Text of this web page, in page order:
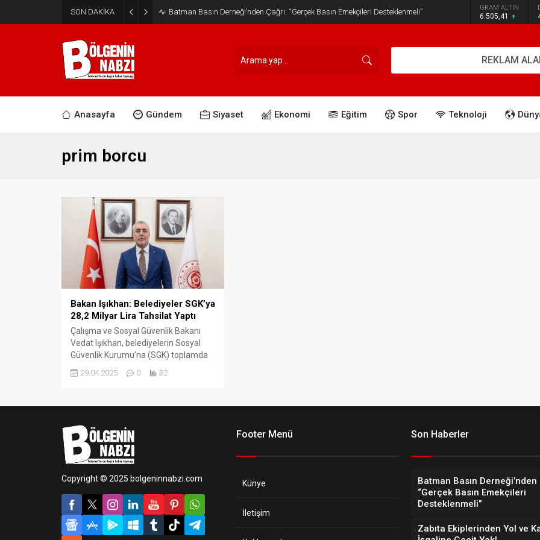
SON DAKİKA Batman Basın Derneği’nden Çağrı: “Gerçek Basın Emekçileri Desteklenmeli” GRAM ALTIN
6.505,41
REKLAM
Anasayfa Gündem Siyaset Ekonomi Eğitim Spor Teknoloji
prim borcu
Bakan Işıkhan: Belediyeler SGK’ya
28,2 Milyar Lira Tahsilat Yaptı
Çalışma ve Sosyal Güvenlik Bakanı
Vedat Işıkhan, belediyelerin Sosyal
Güvenlik Kurumu’na (SGK) toplamda
gerçekleştirdiğini açıkladı. Bakan
29.04.2025 0 32
Copyright © 2025 bolgeninnabzi.com
Footer Menü
Künye
İletişim
Son Haberler
Batman Basın Derneği’nden
“Gerçek Basın Emekçileri
Desteklenmeli”
Zabıta Ekiplerinden Yol ve